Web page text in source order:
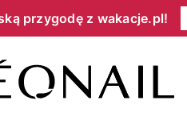
przygodę z wakacje.pl!​